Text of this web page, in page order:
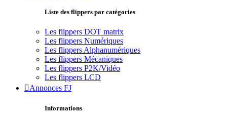
Liste des flippers par catégories
Les flippers DOT matrix
Les flippers Numériques
Les flippers Alphanumériques
Les flippers Mécaniques
Les flippers P2K/Vidéo
Les flippers LCD
Annonces FJ
Informations